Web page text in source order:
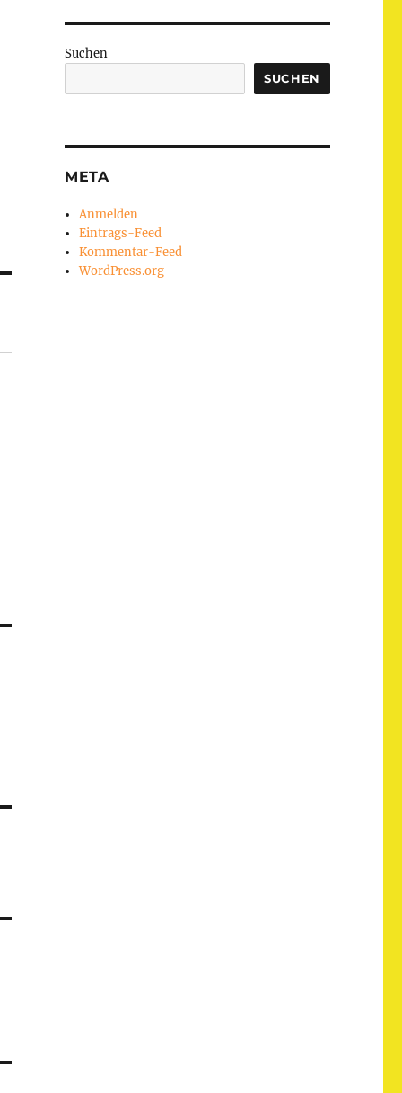
Suchen
SUCHEN
META
Anmelden
Eintrags-Feed
Kommentar-Feed
WordPress.org